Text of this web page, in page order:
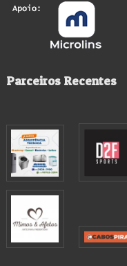
Parceiros Recentes